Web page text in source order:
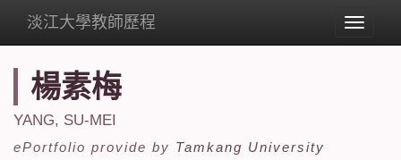
Toggle
淡江大學教師歷程
楊素梅
YANG, SU-MEI
ePortfolio provide by Tamkang University